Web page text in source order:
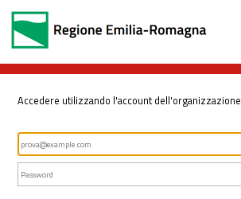
Accedere utilizzando l'account dell'organizzazione